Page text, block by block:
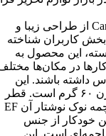
بسته 6 عددی خودکار سی.کلاس مدل Candid از طراحی زیبا و
کاربران شناخته
در یک بسته، این محصول به
در مکان‌ها
داشته باشند. این
خودکار دارای ابعاد ۱۵x۱x۱ سانتی‌متر و وزن ۶۰ گرم است. قطر
نوشتاری آن ۰.۵ میلی‌متر است و قطر ساچمه نوک نوشتار آن EF
بدنه این خودکار از جنس